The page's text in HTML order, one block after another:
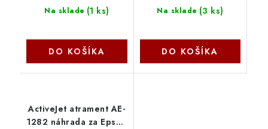
Na sklade (1 ks)
DO KOŠÍKA
Na sklade (3 ks)
DO KOŠÍKA
ActiveJet atrament AE-
1282 náhrada za Epson